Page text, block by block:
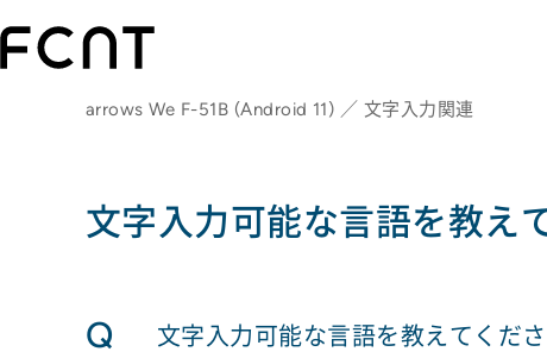
arrows We F-51B (Android 11) ／ 文字入力関連
文字入力可能な言語を教え
Q 文字入力可能な言語を教えてくださ